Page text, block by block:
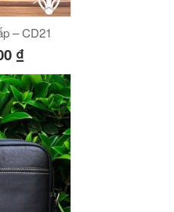
– CD21
₫